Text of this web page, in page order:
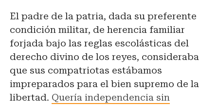
El padre de la patria, dada su preferente
condición militar, de herencia familiar
forjada bajo las reglas escolásticas del
derecho divino de los reyes, consideraba
que sus compatriotas estábamos
impreparados para el bien supremo de la
libertad. Quería independencia sin